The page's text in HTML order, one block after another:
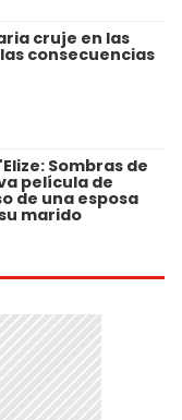
cruje en las
consecuencias
Sombras de
película de
de una esposa
marido